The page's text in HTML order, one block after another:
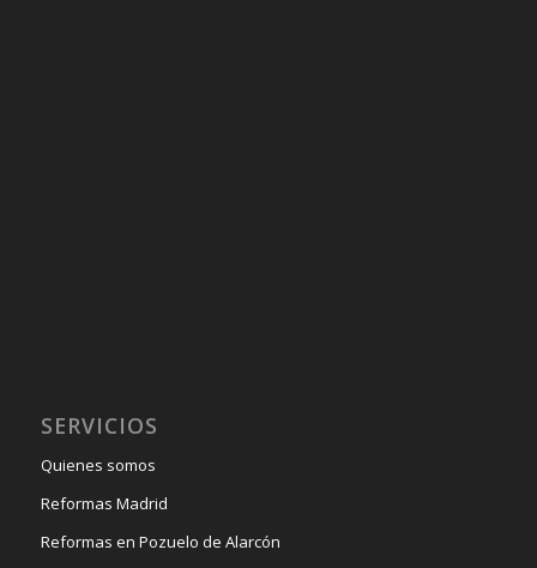
SERVICIOS
Quienes somos
Reformas Madrid
Reformas en Pozuelo de Alarcón